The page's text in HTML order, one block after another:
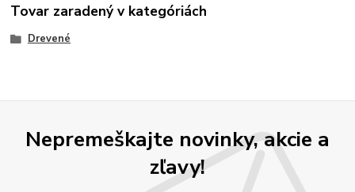
Tovar zaradený v kategóriách
Drevené
Nepremeškajte novinky, akcie a
zľavy!